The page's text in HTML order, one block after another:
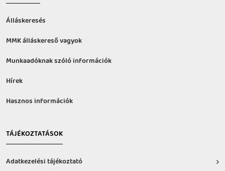
Álláskeresés
MMK álláskereső vagyok
Munkaadóknak szóló információk
Hírek
Hasznos információk
TÁJÉKOZTATÁSOK
Adatkezelési tájékoztató